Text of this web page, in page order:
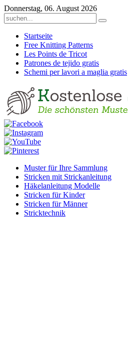
Donnerstag, 06. August 2026
Startseite
Free Knitting Patterns
Les Points de Tricot
Patrones de tejido gratis
Schemi per lavori a maglia gratis
Muster für Ihre Sammlung
Stricken mit Strickanleitung
Häkelanleitung Modelle
Stricken für Kinder
Stricken für Männer
Stricktechnik